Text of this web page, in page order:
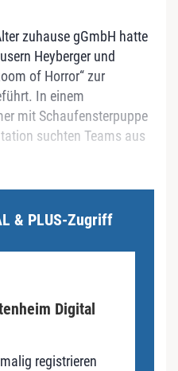
zuhause gGmbH hatte
Heyberger und
of Horror“ zur
In einem
mit Schaufensterpuppe
suchten Teams aus
& PLUS-Zugriff
Digital
registrieren